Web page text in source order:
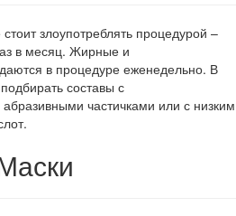
злоупотреблять процедурой –
в месяц. Жирные и
в процедуре еженедельно. В
составы с
частичками или с низким